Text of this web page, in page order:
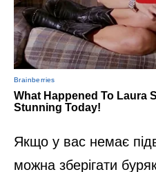
Якщо у вас немає
можна зберігати